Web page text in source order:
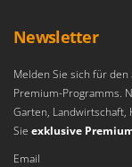
Newsletter
Melden Sie sich für
Premium-Programms.
Garten,
Sie exklusive
Email